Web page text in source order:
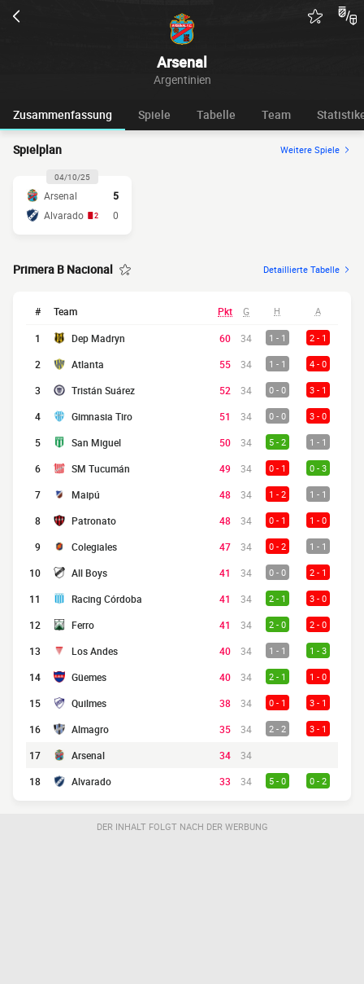
Arsenal
Argentinien
Zusammenfassung Spiele Tabelle Team
Spielplan Weitere Spiele
04/10/25
Arsenal
5
Alvarado
2 0
Primera B Nacional Detaillierte Tabelle
# Team Pkt G H A
1 Dep Madryn 60 34 1 - 1 2 - 1
2 Atlanta 55 34 1 - 1 4 - 0
3 Tristán Suárez 52 34 0 - 0 3 - 1
4 Gimnasia Tiro 51 34 0 - 0 3 - 0
5 San Miguel 50 34 5 - 2 1 - 1
6 SM Tucumán 49 34 0 - 1 0 - 3
7 Maipú 48 34 1 - 2 1 - 1
8 Patronato 48 34 0 - 1 1 - 0
9 Colegiales 47 34 0 - 2 1 - 1
10 All Boys 41 34 0 - 0 2 - 1
11 Racing Córdoba 41 34 2 - 1 3 - 0
12 Ferro 41 34 2 - 0 2 - 0
13 Los Andes 40 34 1 - 1 1 - 3
14 Güemes 40 34 2 - 1 1 - 0
15 Quilmes 38 34 0 - 1 3 - 1
16 Almagro 35 34 2 - 2 3 - 1
17 Arsenal 34
34
18
Alvarado 33 34 5 - 0 0 - 2
DER INHALT FOLGT NACH DER WERBUNG